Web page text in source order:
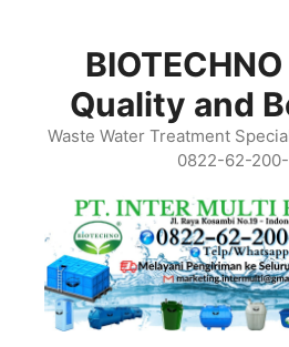
BIOTECHNO
Quality and
Waste Water Treatment
0822-62-